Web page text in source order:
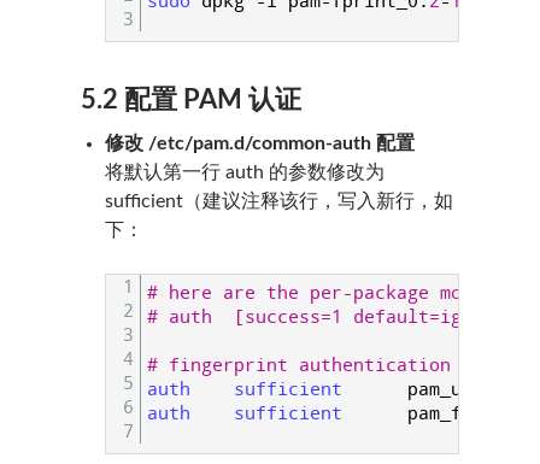
3
5.2 配置 PAM 认证
修改 /etc/pam.d/common-auth 配置
将默认第一行 auth 的参数修改为
sufficient（建议注释该行，写入新行，如
下：
1
2
3
4
5
6
7
# here are the per-package
# auth  [success=1 default=ignore]
# fingerprint authentication trough
auth sufficient pam_unix
auth sufficient pam_fprint